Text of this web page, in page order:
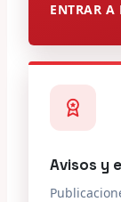
ENTRAR
Avisos y